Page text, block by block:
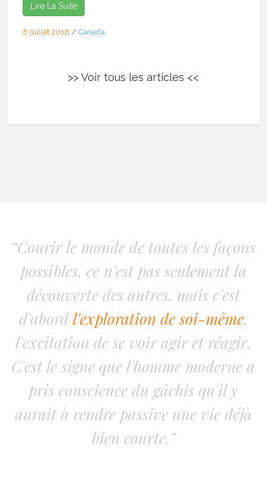
Lire La Suite
8 juillet 2018 /Canada
>> Voir tous les articles <<
“Courir le monde de toutes les façons
possibles, ce n'est pas seulement la
découverte des autres, mais c'est
d'abord l'exploration de soi-même,
l'excitation de se voir agir et réagir.
C'est le signe que l'homme moderne a
pris conscience du gâchis qu'il y
aurait à rendre passive une vie déjà
bien courte.”